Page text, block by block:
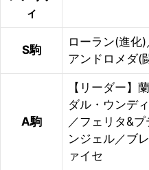
ィ
S駒
ローラン(進化
アンドロメダ(
A駒
【リーダー】
ダル・ウンデ
／フェリタ&
ンジェル／ブ
ァイセ